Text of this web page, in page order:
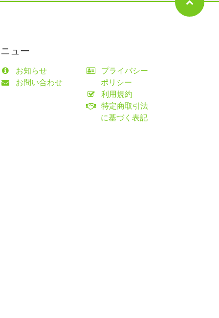
ュー
お知らせ
お問い合わせ
プライバシー
ポリシー
利用規約
特定商取引法
に基づく表記